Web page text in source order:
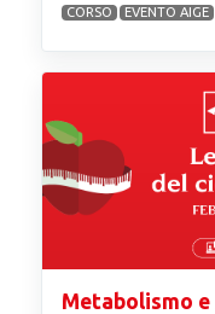
CORSO EVENTO AIGE
Metabolismo